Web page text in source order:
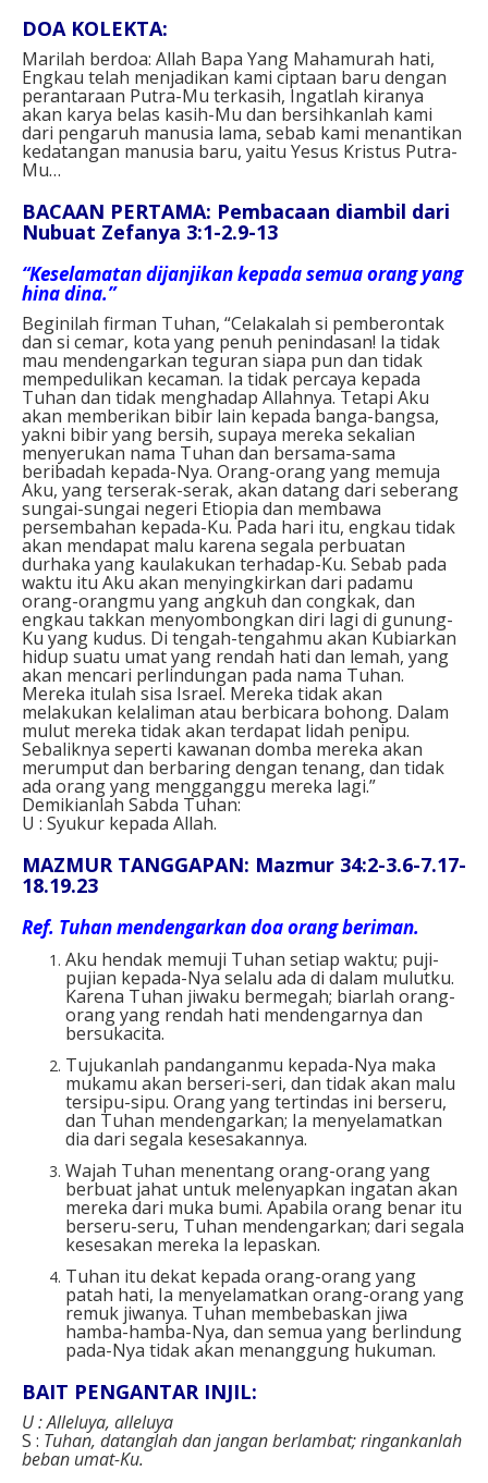
DOA KOLEKTA:
Marilah berdoa: Allah Bapa Yang Mahamurah hati,
Engkau telah menjadikan kami ciptaan baru dengan
perantaraan Putra-Mu terkasih, Ingatlah kiranya
akan karya belas kasih-Mu dan bersihkanlah kami
dari pengaruh manusia lama, sebab kami menantikan
kedatangan manusia baru, yaitu Yesus Kristus Putra-
Mu…⁣
BACAAN PERTAMA: Pembacaan diambil dari
Nubuat Zefanya 3:1-2.9-13
“Keselamatan dijanjikan kepada semua orang yang
hina dina.”
Beginilah firman Tuhan, “Celakalah si pemberontak
dan si cemar, kota yang penuh penindasan! Ia tidak
mau mendengarkan teguran siapa pun dan tidak
mempedulikan kecaman. Ia tidak percaya kepada
Tuhan dan tidak menghadap Allahnya. Tetapi Aku
akan memberikan bibir lain kepada banga-bangsa,
yakni bibir yang bersih, supaya mereka sekalian
menyerukan nama Tuhan dan bersama-sama
beribadah kepada-Nya. Orang-orang yang memuja
Aku, yang terserak-serak, akan datang dari seberang
sungai-sungai negeri Etiopia dan membawa
persembahan kepada-Ku. Pada hari itu, engkau tidak
akan mendapat malu karena segala perbuatan
durhaka yang kaulakukan terhadap-Ku. Sebab pada
waktu itu Aku akan menyingkirkan dari padamu
orang-orangmu yang angkuh dan congkak, dan
engkau takkan menyombongkan diri lagi di gunung-
Ku yang kudus. Di tengah-tengahmu akan Kubiarkan
hidup suatu umat yang rendah hati dan lemah, yang
akan mencari perlindungan pada nama Tuhan.
Mereka itulah sisa Israel. Mereka tidak akan
melakukan kelaliman atau berbicara bohong. Dalam
mulut mereka tidak akan terdapat lidah penipu.
Sebaliknya seperti kawanan domba mereka akan
merumput dan berbaring dengan tenang, dan tidak
ada orang yang mengganggu mereka lagi.”
Demikianlah Sabda Tuhan:
U : Syukur kepada Allah.
MAZMUR TANGGAPAN: Mazmur 34:2-3.6-7.17-
18.19.23
Ref. Tuhan mendengarkan doa orang beriman.
Aku hendak memuji Tuhan setiap waktu; puji-
pujian kepada-Nya selalu ada di dalam mulutku.
Karena Tuhan jiwaku bermegah; biarlah orang-
orang yang rendah hati mendengarnya dan
bersukacita.
Tujukanlah pandanganmu kepada-Nya maka
mukamu akan berseri-seri, dan tidak akan malu
tersipu-sipu. Orang yang tertindas ini berseru,
dan Tuhan mendengarkan; Ia menyelamatkan
dia dari segala kesesakannya.
Wajah Tuhan menentang orang-orang yang
berbuat jahat untuk melenyapkan ingatan akan
mereka dari muka bumi. Apabila orang benar itu
berseru-seru, Tuhan mendengarkan; dari segala
kesesakan mereka Ia lepaskan.
Tuhan itu dekat kepada orang-orang yang
patah hati, Ia menyelamatkan orang-orang yang
remuk jiwanya. Tuhan membebaskan jiwa
hamba-hamba-Nya, dan semua yang berlindung
pada-Nya tidak akan menanggung hukuman.
BAIT PENGANTAR INJIL:
U : Alleluya, alleluya
S : Tuhan, datanglah dan jangan berlambat; ringankanlah
beban umat-Ku.